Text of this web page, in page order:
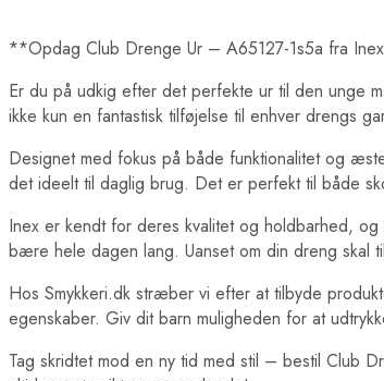
**Opdag Club Drenge Ur – A65127-1s5a fra
Er du på udkig efter det perfekte ur til den unge
ikke kun en fantastisk tilføjelse til enhver drengs
Designet med fokus på både funktionalitet og
det ideelt til daglig brug. Det er perfekt til både
Inex er kendt for deres kvalitet og holdbarhed,
bære hele dagen lang. Uanset om din dreng skal
Hos Smykkeri.dk stræber vi efter at tilbyde
egenskaber. Giv dit barn muligheden for at
Tag skridtet mod en ny tid med stil – bestil Club